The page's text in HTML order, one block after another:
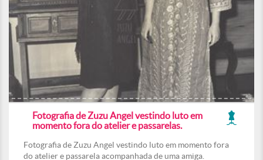
Fotografia de Zuzu Angel vestindo luto em
momento fora do atelier e passarelas.
Fotografia de Zuzu Angel vestindo luto em momento fora
do atelier e passarela acompanhada de uma amiga.